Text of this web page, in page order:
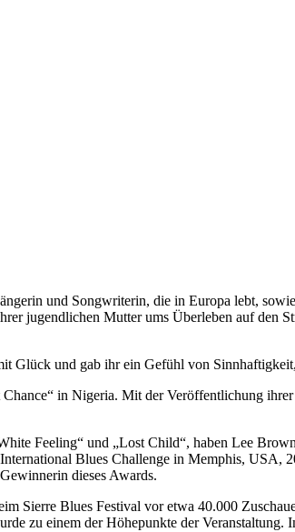
und Songwriterin, die in Europa lebt,
jugendlichen Mutter ums Überleben auf den
Glück und gab ihr ein Gefühl von
in Nigeria. Mit der Veröffentlichung
Feeling“ und „Lost Child“, haben Lee
Blues Challenge in Memphis, USA,
dieses Awards.
Sierre Blues Festival vor etwa 40.000
zu einem der Höhepunkte der Veranstaltung.